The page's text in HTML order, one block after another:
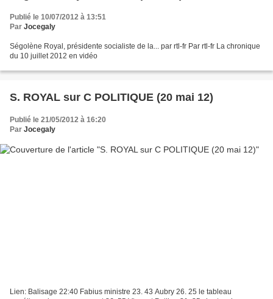
Publié le 10/07/2012 à 13:51
Par Jocegaly
Ségolène Royal, présidente socialiste de la... par rtl-fr Par rtl-fr La chronique
du 10 juillet 2012 en vidéo
S. ROYAL sur C POLITIQUE (20 mai 12)
Publié le 21/05/2012 à 16:20
Par Jocegaly
Lien: Balisage 22:40 Fabius ministre 23. 43 Aubry 26. 25 le tableau